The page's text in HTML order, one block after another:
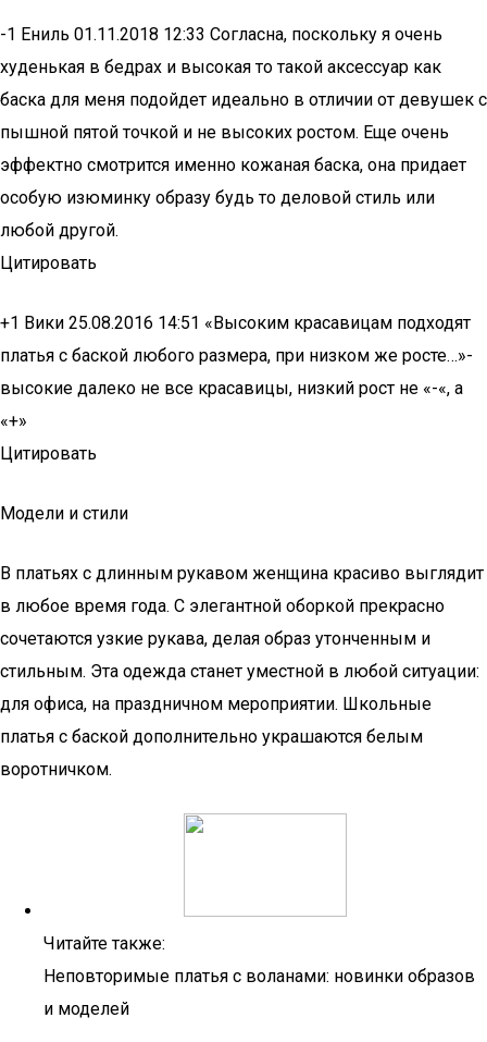
-1 Ениль 01.11.2018 12:33 Согласна, поскольку я очень
худенькая в бедрах и высокая то такой аксессуар как
баска для меня подойдет идеально в отличии от девушек с
пышной пятой точкой и не высоких ростом. Еще очень
эффектно смотрится именно кожаная баска, она придает
особую изюминку образу будь то деловой стиль или
любой другой.
Цитировать
+1 Вики 25.08.2016 14:51 «Высоким красавицам подходят
платья с баской любого размера, при низком же росте…»-
высокие далеко не все красавицы, низкий рост не «-«, а
«+»
Цитировать
Модели и стили
В платьях с длинным рукавом женщина красиво выглядит
в любое время года. С элегантной оборкой прекрасно
сочетаются узкие рукава, делая образ утонченным и
стильным. Эта одежда станет уместной в любой ситуации:
для офиса, на праздничном мероприятии. Школьные
платья с баской дополнительно украшаются белым
воротничком.
Читайте также:
Неповторимые платья с воланами: новинки образов
и моделей